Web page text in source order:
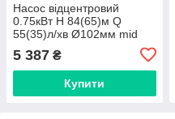
Насос відцентровий
0.75кВт H 84(65)м Q
55(35)л/хв Ø102мм mid
AQUATICA 4QJD3-12-0.75
(778123)
5 387 ₴
Купити